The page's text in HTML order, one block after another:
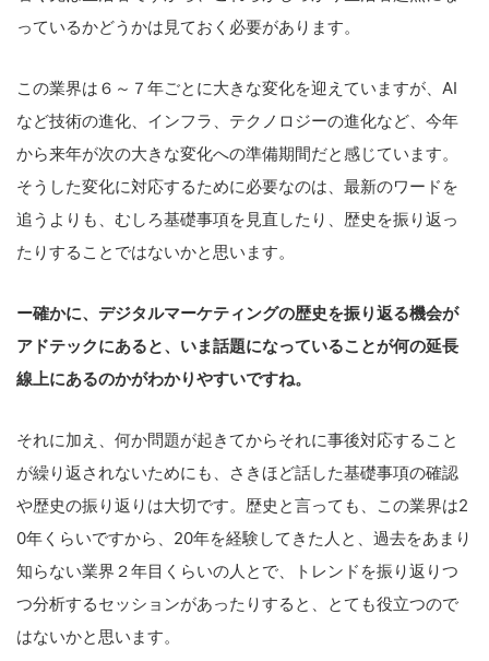
っているかどうかは見ておく必要があります。
この業界は６～７年ごとに大きな変化を迎えていますが、AI
など技術の進化、インフラ、テクノロジーの進化など、今年
から来年が次の大きな変化への準備期間だと感じています。
そうした変化に対応するために必要なのは、最新のワードを
追うよりも、むしろ基礎事項を見直したり、歴史を振り返っ
たりすることではないかと思います。
ー確かに、デジタルマーケティングの歴史を振り返る機会が
アドテックにあると、いま話題になっていることが何の延長
線上にあるのかがわかりやすいですね。
それに加え、何か問題が起きてからそれに事後対応すること
が繰り返されないためにも、さきほど話した基礎事項の確認
や歴史の振り返りは大切です。歴史と言っても、この業界は2
0年くらいですから、20年を経験してきた人と、過去をあまり
知らない業界２年目くらいの人とで、トレンドを振り返りつ
つ分析するセッションがあったりすると、とても役立つので
はないかと思います。
の
サ
イ
ト
を
検
す
る